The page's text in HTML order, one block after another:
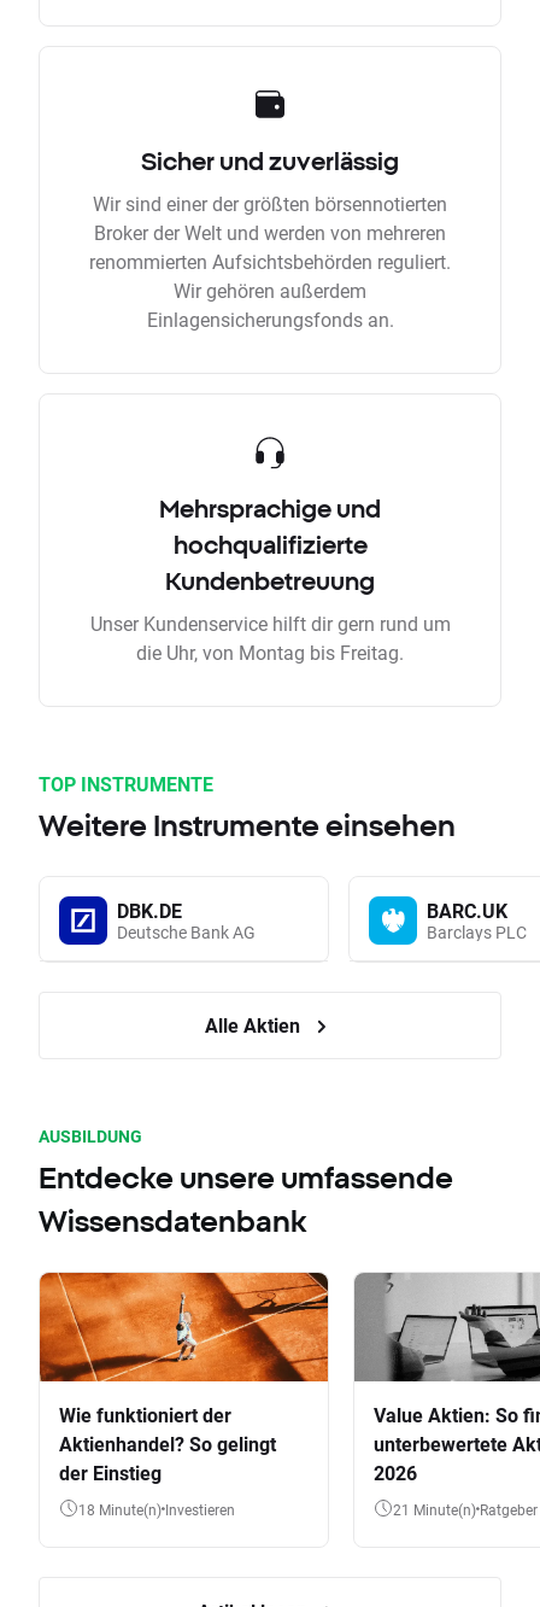
Sicher und zuverlässig
Wir sind einer der größten börsennotierten
Broker der Welt und werden von mehreren
renommierten Aufsichtsbehörden reguliert.
Wir gehören außerdem
Einlagensicherungsfonds an.
Mehrsprachige und
hochqualifizierte
Kundenbetreuung
Unser Kundenservice hilft dir gern rund um
die Uhr, von Montag bis Freitag.
TOP INSTRUMENTE
Weitere Instrumente einsehen
DBK.DE
Deutsche Bank AG
BARC.UK
Barclays PLC
Alle Aktien
AUSBILDUNG
Entdecke unsere umfassende
Wissensdatenbank
Wie funktioniert der
Aktienhandel? So gelingt
der Einstieg
18 Minute(n) Investieren
Value Aktien: So
unterbewertete
2026
21 Minute(n) Ratgeber